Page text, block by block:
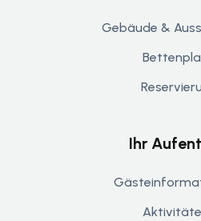
Gebäude &
Ihr